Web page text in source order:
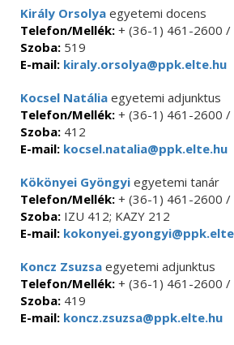
Király Orsolya egyetemi docens
Telefon/Mellék: + (36-1) 461-2600 /
Szoba: 519
E-mail: kiraly.orsolya@ppk.elte.hu
Kocsel Natália egyetemi adjunktus
Telefon/Mellék: + (36-1) 461-2600 /
Szoba: 412
E-mail: kocsel.natalia@ppk.elte.hu
Kökönyei Gyöngyi egyetemi tanár
Telefon/Mellék: + (36-1) 461-2600 /
Szoba: IZU 412; KAZY 212
E-mail:
Koncz Zsuzsa egyetemi adjunktus
Telefon/Mellék: + (36-1) 461-2600 /
Szoba: 419
E-mail: koncz.zsuzsa@ppk.elte.hu